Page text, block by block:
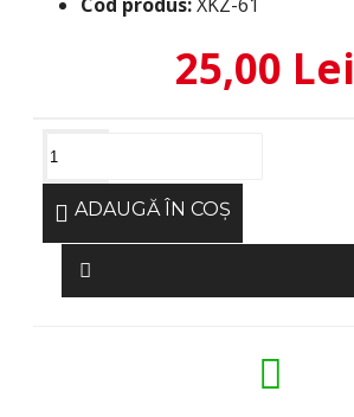
25,00 Lei
ADAUGĂ ÎN COŞ